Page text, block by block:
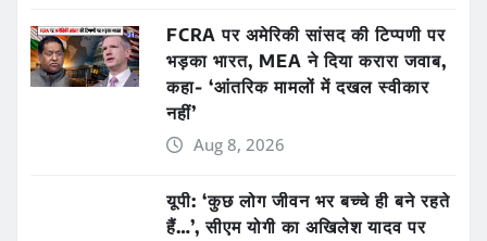
FCRA पर अमेरिकी सांसद की टिप्पणी पर
भड़का भारत, MEA ने दिया करारा जवाब,
कहा- ‘आंतरिक मामलों में दखल स्वीकार
नहीं’
Aug 8, 2026
यूपी: ‘कुछ लोग जीवन भर बच्चे ही बने रहते
हैं…’, सीएम योगी का अखिलेश यादव पर